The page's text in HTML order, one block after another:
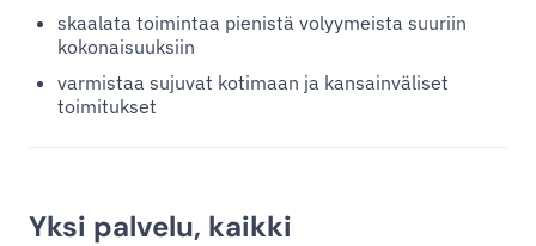
skaalata toimintaa pienistä volyymeista suuriin
kokonaisuuksiin
varmistaa sujuvat kotimaan ja kansainväliset
toimitukset
Yksi palvelu, kaikki